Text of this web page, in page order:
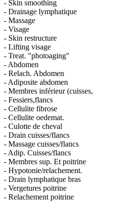
- Skin smoothing
- Drainage lymphatique
- Massage
- Visage
- Skin restructure
- Lifting visage
- Treat. "photoaging"
- Abdomen
- Relach. Abdomen
- Adiposite abdomen
- Membres inférieur (cuisses,
- Fessiers,flancs
- Cellulite fibrose
- Cellulite oedemat.
- Culotte de cheval
- Drain cuisses/flancs
- Massage cuisses/flancs
- Adip. Cuisses/flancs
- Membres sup. Et poitrine
- Hypotonie/relachement.
- Drain lymphatique bras
- Vergetures poitrine
- Relachement poitrine